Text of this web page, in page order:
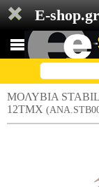
E-
ΜΟΛΥΒΙΑ
12ΤΜΧ